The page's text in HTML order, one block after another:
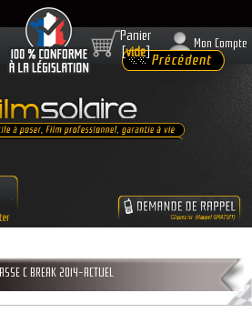
Panier
[vide]
Mon Compte
C BREAK 2014-ACTUEL